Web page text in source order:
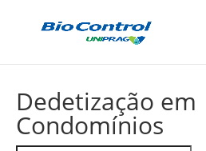
Dedetização em
Condomínios